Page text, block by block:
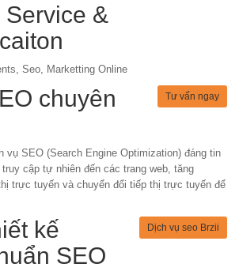
Service &
Seo, Marketting Online
Tư vấn ngay
chuyên
vụ SEO (Search Engine Optimization) đáng tin
cập tự nhiên đến các trang web, tăng
trực tuyến và chuyển đổi tiếp thị trực tuyến để
Dịch vụ seo Brzii
kế
SEO